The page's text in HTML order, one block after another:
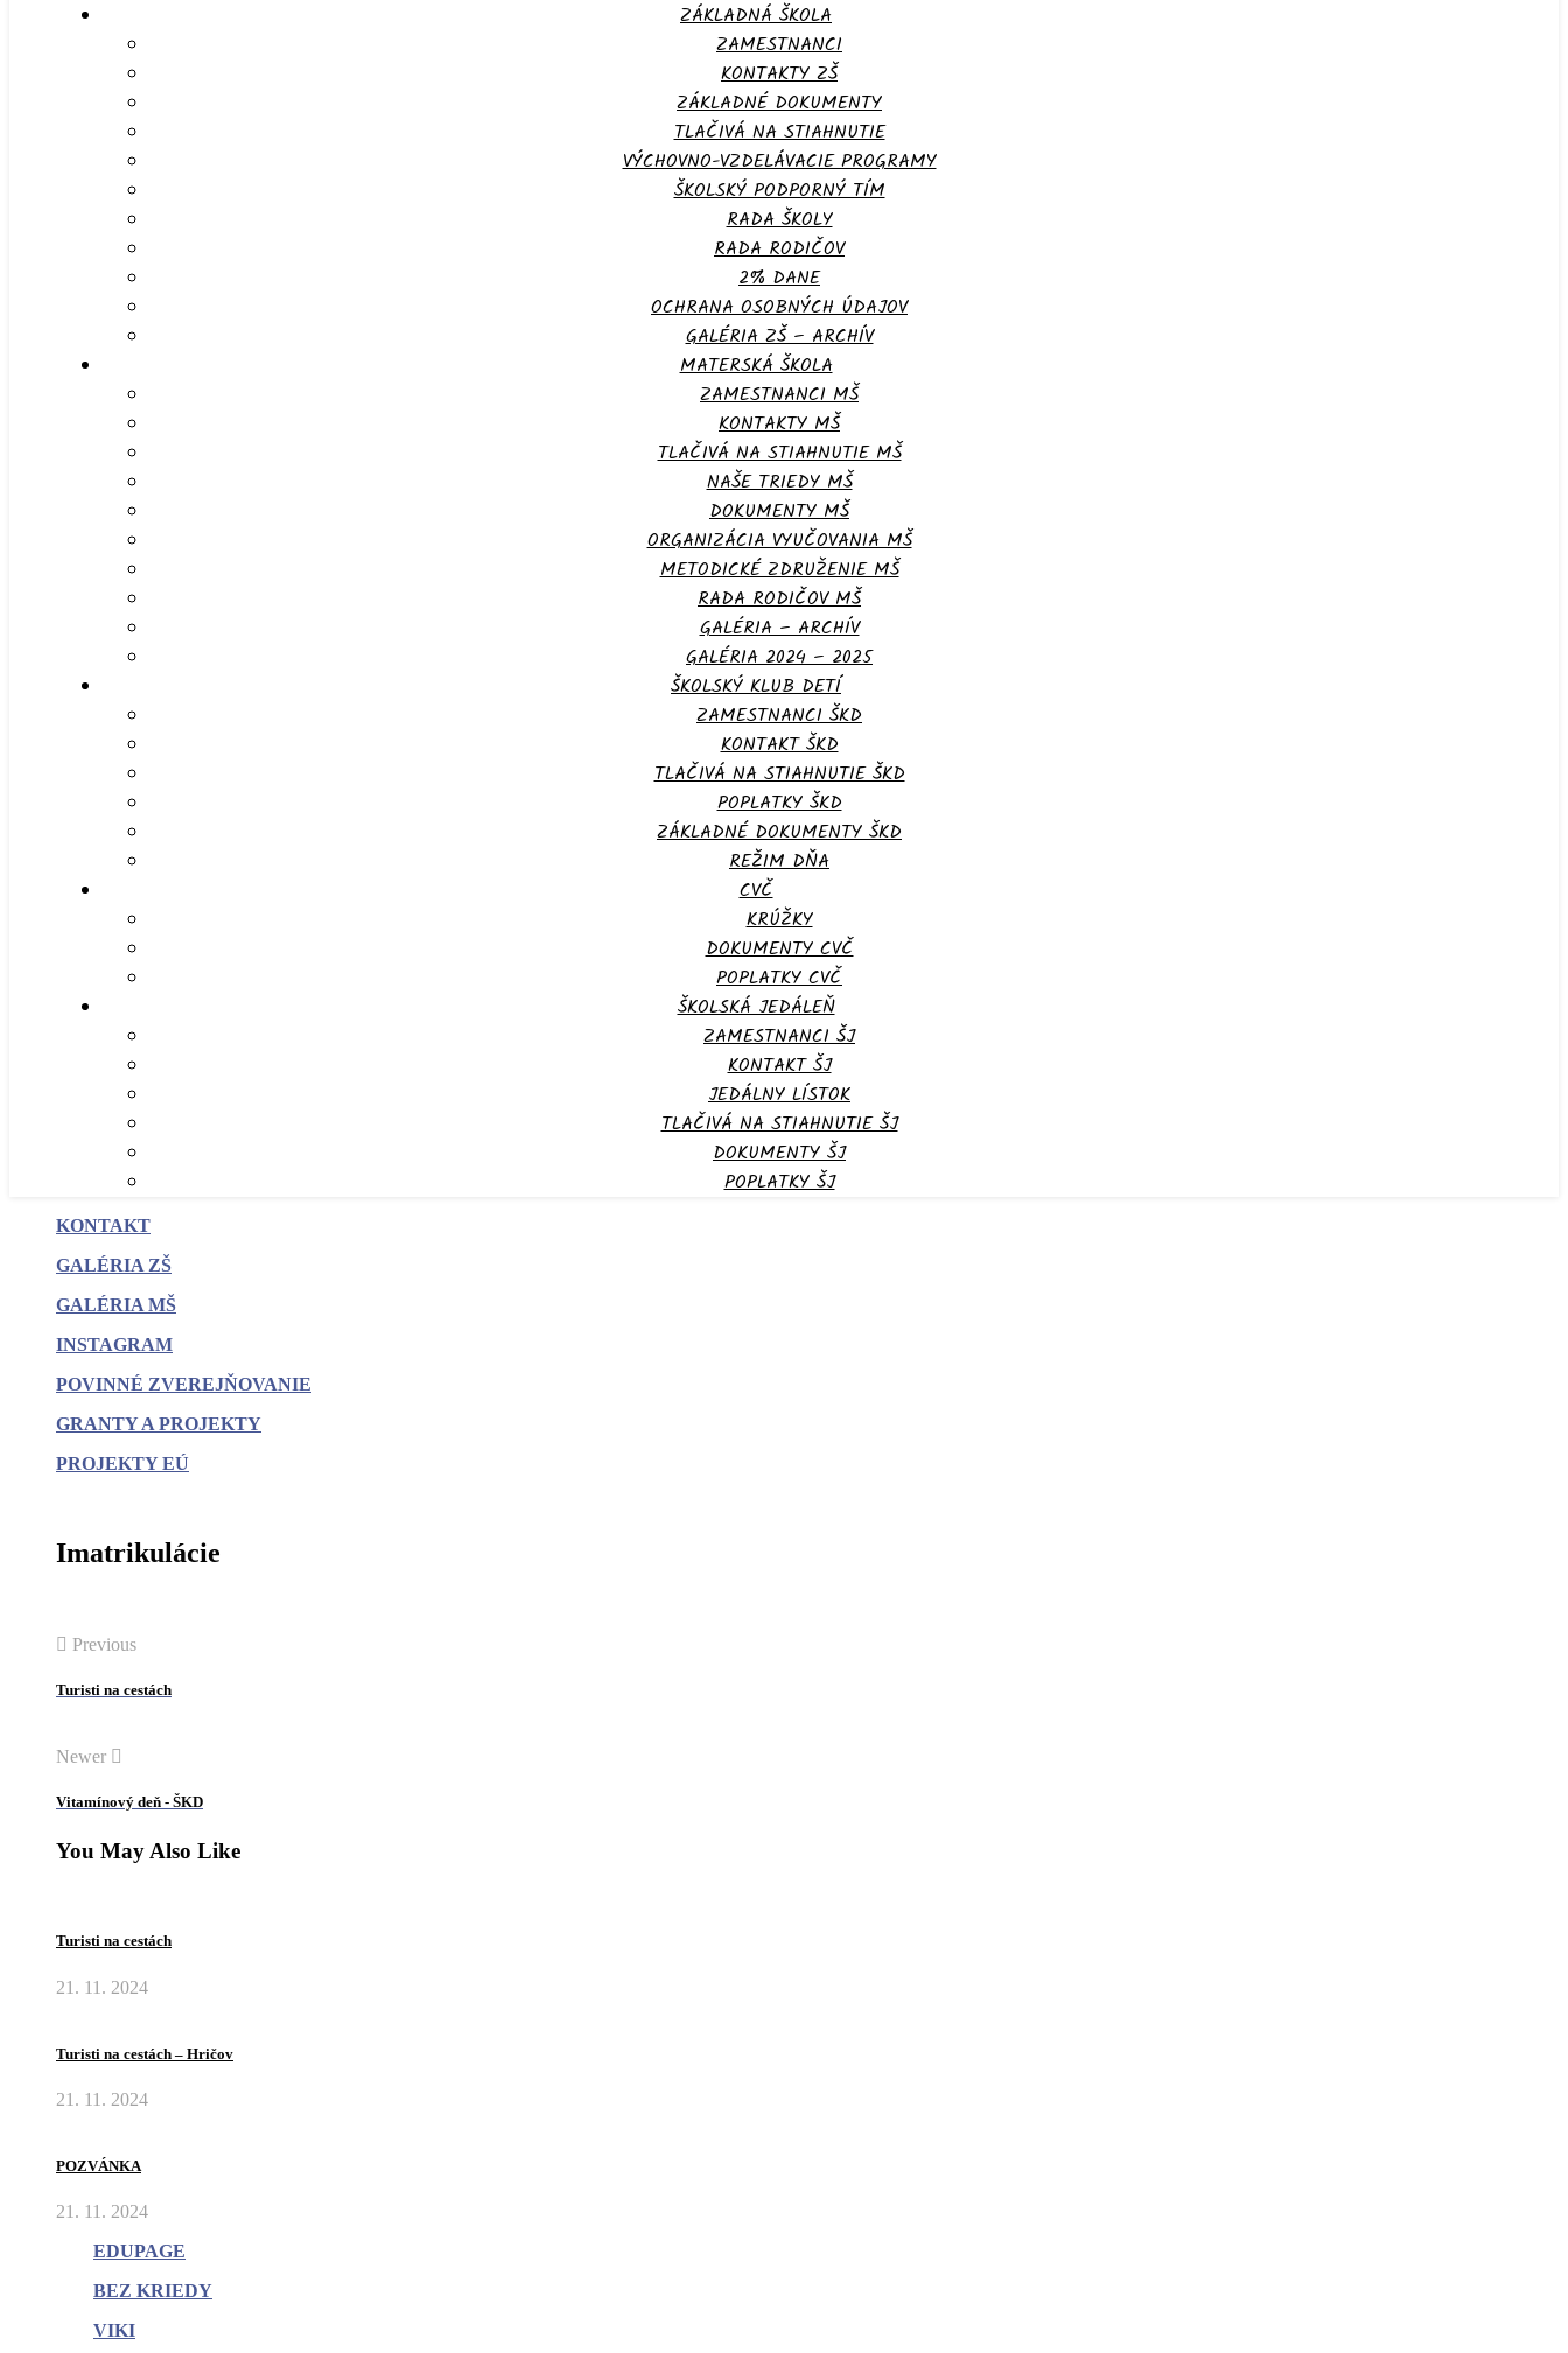
ZÁKLADNÁ ŠKOLA
ZAMESTNANCI
KONTAKTY ZŠ
ZÁKLADNÉ DOKUMENTY
TLAČIVÁ NA STIAHNUTIE
VÝCHOVNO-VZDELÁVACIE PROGRAMY
ŠKOLSKÝ PODPORNÝ TÍM
RADA ŠKOLY
RADA RODIČOV
2% DANE
OCHRANA OSOBNÝCH ÚDAJOV
GALÉRIA ZŠ – ARCHÍV
MATERSKÁ ŠKOLA
ZAMESTNANCI MŠ
KONTAKTY MŠ
TLAČIVÁ NA STIAHNUTIE MŠ
NAŠE TRIEDY MŠ
DOKUMENTY MŠ
ORGANIZÁCIA VYUČOVANIA MŠ
METODICKÉ ZDRUŽENIE MŠ
RADA RODIČOV MŠ
GALÉRIA – ARCHÍV
GALÉRIA 2024 – 2025
ŠKOLSKÝ KLUB DETÍ
ZAMESTNANCI ŠKD
KONTAKT ŠKD
TLAČIVÁ NA STIAHNUTIE ŠKD
POPLATKY ŠKD
ZÁKLADNÉ DOKUMENTY ŠKD
REŽIM DŇA
CVČ
KRÚŽKY
DOKUMENTY CVČ
POPLATKY CVČ
ŠKOLSKÁ JEDÁLEŇ
ZAMESTNANCI ŠJ
KONTAKT ŠJ
JEDÁLNY LÍSTOK
TLAČIVÁ NA STIAHNUTIE ŠJ
DOKUMENTY ŠJ
POPLATKY ŠJ
KONTAKT
GALÉRIA ZŠ
GALÉRIA MŠ
INSTAGRAM
POVINNÉ ZVEREJŇOVANIE
GRANTY A PROJEKTY
PROJEKTY EÚ
Imatrikulácie
Previous
Turisti na cestách
Newer
Vitamínový deň - ŠKD
You May Also Like
Turisti na cestách
21. 11. 2024
Turisti na cestách – Hričov
21. 11. 2024
POZVÁNKA
21. 11. 2024
EDUPAGE
BEZ KRIEDY
VIKI